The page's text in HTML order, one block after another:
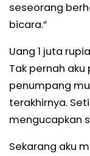
seseorang
bicara.”
Uang 1 juta
Tak pernah
penumpang
terakhirnya.
mengucapkan
Sekarang aku